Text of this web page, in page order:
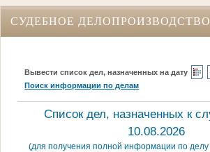
СУДЕБНОЕ ДЕЛОПРОИЗВОДСТВО
Вывести список дел, назначенных на дату
Поиск информации по делам
Список дел, назначенных к
10.08.2026
(для получения полной информации по